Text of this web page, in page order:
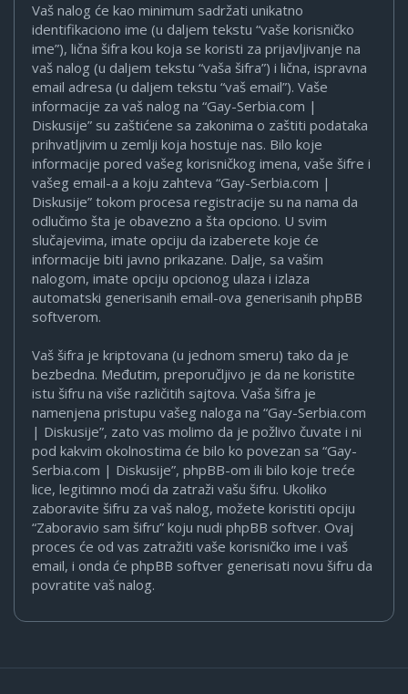
Vaš nalog će kao minimum sadržati unikatno
identifikaciono ime (u daljem tekstu “vaše korisničko
ime”), lična šifra kou koja se koristi za prijavljivanje na
vaš nalog (u daljem tekstu “vaša šifra”) i lična, ispravna
email adresa (u daljem tekstu “vaš email”). Vaše
informacije za vaš nalog na “Gay-Serbia.com |
Diskusije” su zaštićene sa zakonima o zaštiti podataka
prihvatljivim u zemlji koja hostuje nas. Bilo koje
informacije pored vašeg korisničkog imena, vaše šifre i
vašeg email-a a koju zahteva “Gay-Serbia.com |
Diskusije” tokom procesa registracije su na nama da
odlučimo šta je obavezno a šta opciono. U svim
slučajevima, imate opciju da izaberete koje će
informacije biti javno prikazane. Dalje, sa vašim
nalogom, imate opciju opcionog ulaza i izlaza
automatski generisanih email-ova generisanih phpBB
softverom.
Vaš šifra je kriptovana (u jednom smeru) tako da je
bezbedna. Međutim, preporučljivo je da ne koristite
istu šifru na više različitih sajtova. Vaša šifra je
namenjena pristupu vašeg naloga na “Gay-Serbia.com
| Diskusije”, zato vas molimo da je požlivo čuvate i ni
pod kakvim okolnostima će bilo ko povezan sa “Gay-
Serbia.com | Diskusije”, phpBB-om ili bilo koje treće
lice, legitimno moći da zatraži vašu šifru. Ukoliko
zaboravite šifru za vaš nalog, možete koristiti opciju
“Zaboravio sam šifru” koju nudi phpBB softver. Ovaj
proces će od vas zatražiti vaše korisničko ime i vaš
email, i onda će phpBB softver generisati novu šifru da
povratite vaš nalog.